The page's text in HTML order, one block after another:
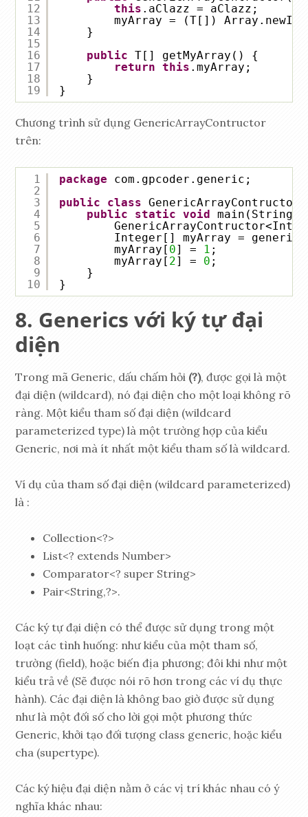
12
13
14
15
16
17
18
19
this .aClazz = aClazz;
myArray = (T[])
}
public T[] getMyArray() {
return this .myArray;
}
}
Chương trình sử dụng GenericArrayContructor
trên:
1
2
3
4
5
6
7
8
9
10
package
com.gpcoder.generic;
public
class
public
static void
Integer[] myArray =
myArray[ 0] = 1 ;
myArray[ 2] = 0 ;
}
}
Generics với ký tự đại
diện
Trong mã Generic, dấu chấm hỏi (?), được gọi là một
đại diện (wildcard), nó đại diện cho một loại không rõ
ràng. Một kiểu tham số đại diện (wildcard
parameterized type) là một trường hợp của kiểu
Generic, nơi mà ít nhất một kiểu tham số là wildcard.
Ví dụ của tham số đại diện (wildcard parameterized)
là :
Collection<?>
List<? extends Number>
Comparator<? super String>
Pair<String,?>.
Các ký tự đại diện có thể được sử dụng trong một
loạt các tình huống: như kiểu của một tham số,
trường (field), hoặc biến địa phương; đôi khi như một
kiểu trả về (Sẽ được nói rõ hơn trong các ví dụ thực
hành). Các đại diện là không bao giờ được sử dụng
như là một đối số cho lời gọi một phương thức
Generic, khởi tạo đối tượng class generic, hoặc kiểu
cha (supertype).
Các ký hiệu đại diện nằm ở các vị trí khác nhau có ý
nghĩa khác nhau: